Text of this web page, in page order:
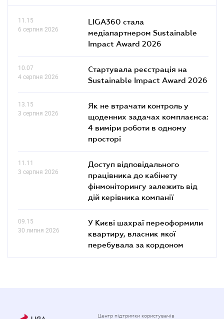
11.15
6 серпня 2026
LIGA360 стала
медіапартнером Sustainable
Impact Award 2026
10.07
4 серпня 2026
Стартувала реєстрація на
Sustainable Impact Award 2026
13.15
3 серпня 2026
Як не втрачати контроль у
щоденних задачах комплаєнса:
4 виміри роботи в одному
просторі
11.11
3 серпня 2026
Доступ відповідального
працівника до кабінету
фінмоніторингу залежить від
дій керівника компанії
09.15
30 липня 2026
У Києві шахраї переоформили
квартиру, власник якої
перебувала за кордоном
Центр підтримки користувачів